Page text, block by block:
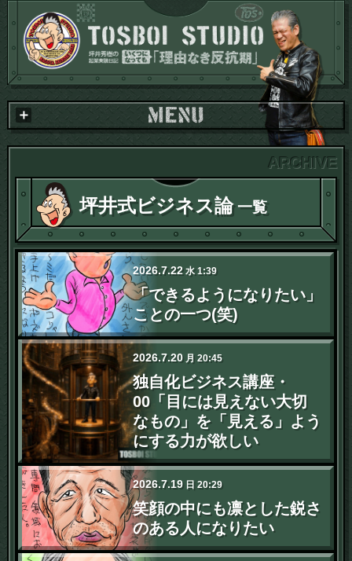
坪井式ビジネス論一覧
2026.7.22 水1:39
「できるようになりたい」
ことの一つ(笑)
2026.7.20 月 20:45
独自化ビジネス講座・
00「目には見えない大切
なもの」を「見える」よう
にする力が欲しい
2026.7.19 日20:29
笑顔の中にも凛とした鋭さ
のある人になりたい